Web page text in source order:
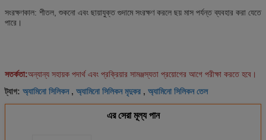
সংরক্ষণকাল: শীতল, শুকনো এবং ছায়াযুক্ত গুদামে সংরক্ষণ করলে ছয় মাস পর্যন্ত ব্যবহার করা যেতে
পারে।
সতর্কতা:অন্যান্য সহায়ক পদার্থ এবং প্রক্রিয়ার সামঞ্জস্যতা প্রয়োগের আগে পরীক্ষা করতে হবে।
ট্যাগ: অ্যামিনো সিলিকন, অ্যামিনো সিলিকন মৃদুকর , অ্যামিনো সিলিকন তেল
এর সেরা মূল্য পান